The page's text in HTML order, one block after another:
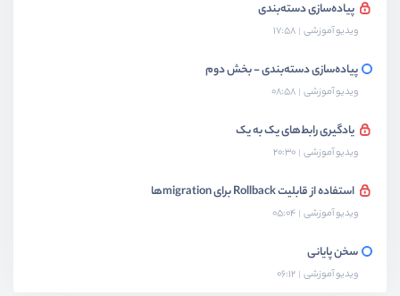
پیاده‌سازی دسته‌بندی
ویدیو آموزشی 17:58
پیاده‌سازی دسته‌بندی - بخش دوم
ویدیو آموزشی 08:58
یادگیری رابط‌های یک به یک
ویدیو آموزشی 20:30
استفاده از قابلیت Rollback برای migrationها
ویدیو آموزشی 05:04
سخن پایانی
ویدیو آموزشی 06:12